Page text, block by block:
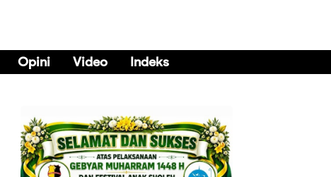
Opini Video Indeks